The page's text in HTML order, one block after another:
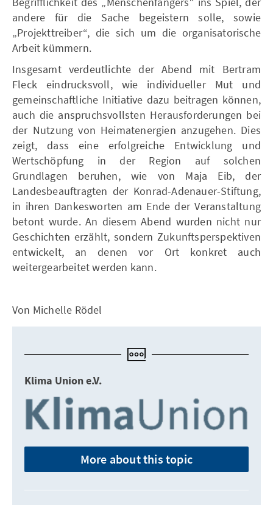
andere für die Sache begeistern solle, sowie
„Projekttreiber“, die sich um die organisatorische
Arbeit kümmern.
Insgesamt verdeutlichte der Abend mit Bertram
Fleck eindrucksvoll, wie individueller Mut und
gemeinschaftliche Initiative dazu beitragen können,
auch die anspruchsvollsten Herausforderungen bei
der Nutzung von Heimatenergien anzugehen. Dies
zeigt, dass eine erfolgreiche Entwicklung und
Wertschöpfung in der Region auf solchen
Grundlagen beruhen, wie von Maja Eib, der
Landesbeauftragten der Konrad-Adenauer-Stiftung,
in ihren Dankesworten am Ende der Veranstaltung
betont wurde. An diesem Abend wurden nicht nur
Geschichten erzählt, sondern Zukunftsperspektiven
entwickelt, an denen vor Ort konkret auch
weitergearbeitet werden kann.
Von Michelle Rödel
Klima Union e.V.
More about this topic